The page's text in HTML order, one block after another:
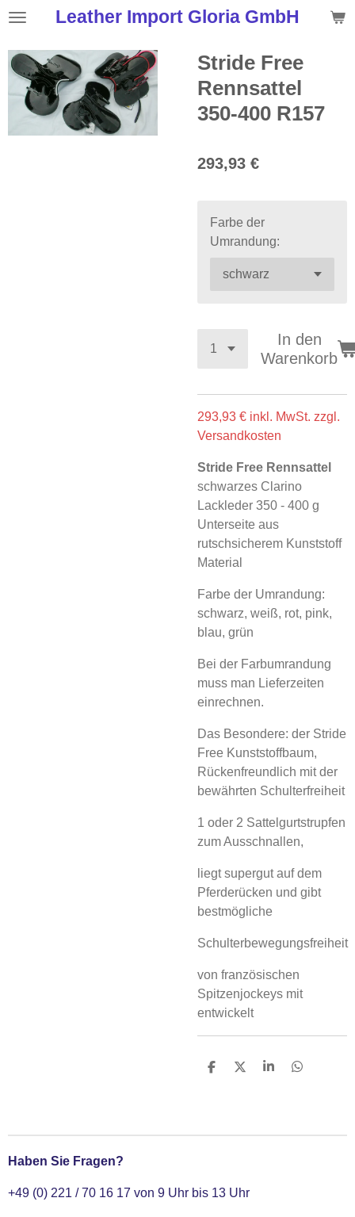
Zum
springen
Leather Import Gloria GmbH
Stride Free
Rennsattel
350-400 R157
293,93 €
Farbe der
Umrandung:
In den
Warenkorb
293,93 € inkl. MwSt. zzgl.
Versandkosten
Stride Free Rennsattel
schwarzes Clarino
Lackleder 350 - 400 g
Unterseite aus
rutschsicherem Kunststoff
Material
Farbe der Umrandung:
schwarz, weiß, rot, pink,
blau, grün
Bei der Farbumrandung
muss man Lieferzeiten
einrechnen.
Das Besondere: der Stride
Free Kunststoffbaum,
Rückenfreundlich mit der
bewährten Schulterfreiheit
1 oder 2 Sattelgurtstrupfen
zum Ausschnallen,
liegt supergut auf dem
Pferderücken und gibt
bestmögliche
Schulterbewegungsfreiheit
von französischen
Spitzenjockeys mit
entwickelt
T
n
T
n
T
n
T
n
Haben Sie Fragen?
+49 (0) 221 / 70 16 17 von 9 Uhr bis 13 Uhr